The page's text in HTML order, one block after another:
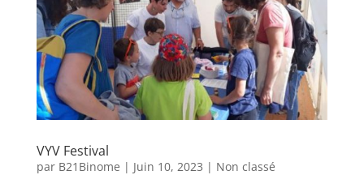
VYV Festival
par B21Binome | Juin 10, 2023 | Non classé